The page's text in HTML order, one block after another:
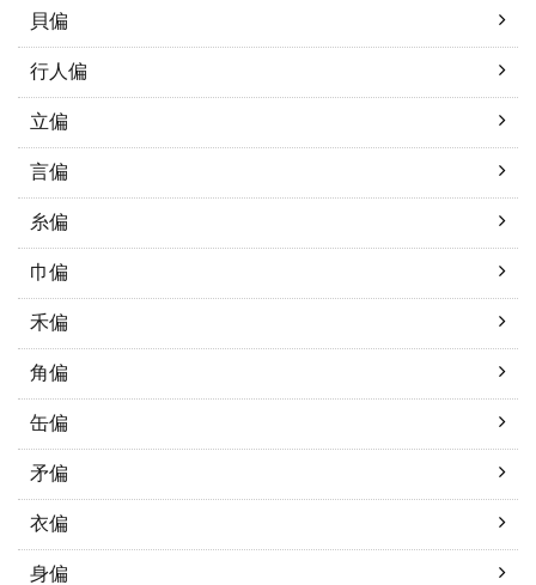
貝偏
行人偏
立偏
言偏
糸偏
巾偏
禾偏
角偏
缶偏
矛偏
衣偏
身偏